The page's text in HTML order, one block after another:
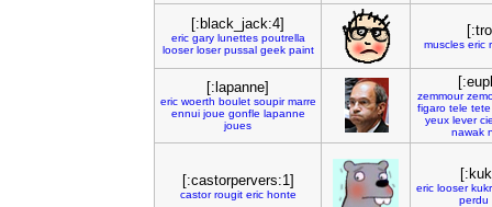
[:black_jack:4]
eric gary lunettes poutrella
looser loser pussal geek paint muscles eric
[:lapanne]
eric woerth boulet soupir marre
ennui joue gonfle lapanne
joues
zemmour
figaro tele tete
yeux lever
nawak
[:castorpervers:1]
castor rougit eric honte
eric looser
perdu